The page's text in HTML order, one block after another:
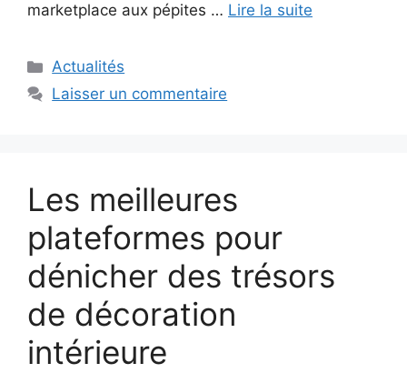
marketplace aux pépites … Lire la suite
Catégories
Actualités
Laisser un commentaire
Les meilleures
plateformes pour
dénicher des trésors
de décoration
intérieure